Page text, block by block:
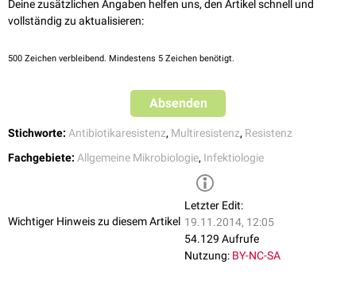
XDR-Tb (
Extrem arzneimittelresistente Tuberkulose
siehe auch: ESKAPE
Deine zusätzlichen Angaben helfen uns, den Artikel schnell und
vollständig zu aktualisieren:
500 Zeichen verbleibend. Mindestens 5 Zeichen benötigt.
Absenden
Stichworte: Antibiotikaresistenz, Multiresistenz, Resistenz
Fachgebiete: Allgemeine Mikrobiologie, Infektiologie
Wichtiger Hinweis zu diesem Artikel
Letzter Edit:
19.11.2014, 12:05
54.129 Aufrufe
Nutzung: BY-NC-SA